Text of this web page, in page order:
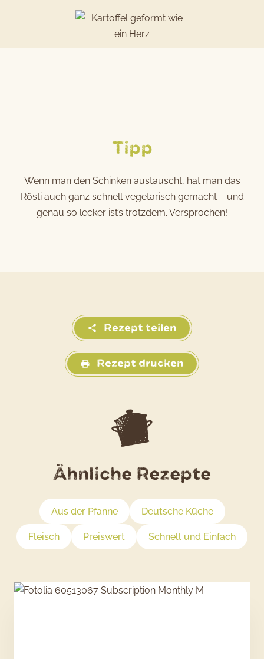
Tipp
Wenn man den Schinken austauscht, hat man das
Rösti auch ganz schnell vegetarisch gemacht – und
genau so lecker ist’s trotzdem. Versprochen!
Rezept teilen
Rezept drucken
Ähnliche Rezepte
Aus der Pfanne Deutsche Küche
Fleisch Preiswert Schnell und Einfach